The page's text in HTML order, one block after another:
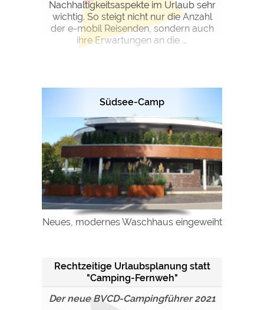
Nachhaltigkeitsaspekte im Urlaub sehr
wichtig. So steigt nicht nur die Anzahl
der e-mobil Reisenden, sondern auch
ihre Erwartungen an die ...
Südsee-Camp
Neues, modernes Waschhaus eingeweiht
Rechtzeitige Urlaubsplanung statt
"Camping-Fernweh"
Der neue BVCD-Campingführer 2021